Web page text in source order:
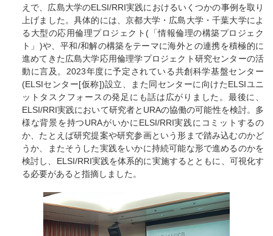
えで、広島大学のELSI/RRI実践におけるいくつかの事例を取り
上げました。具体的には、京都大学・広島大学・千葉大学によ
る大型の応用倫理プロジェクト(「情報倫理の構築プロジェク
ト」)や、平和/和解の構築をテーマに海外との連携を積極的に
進めてきた広島大学応用倫理学プロジェクト研究センターの活
動に言及。2023年度に予定されている共創科学基盤センター
(ELSIセンター[仮称])設立、また同センターに向けたELSIユニ
ットタスクフォースの発足にも話は広がりました。最後に、
ELSI/RRI実践において研究者とURAの協働の可能性を検討。多
様な背景を持つURAがいかにELSI/RRI実践にコミットするの
か、たとえば研究提案や研究参画という形まで踏み込むのかど
うか、またそうした実践をいかに持続可能な形で進めるのかを
検討し、ELSI/RRI実践を体系的に実施するとともに、可視化す
る必要があると指摘しました。